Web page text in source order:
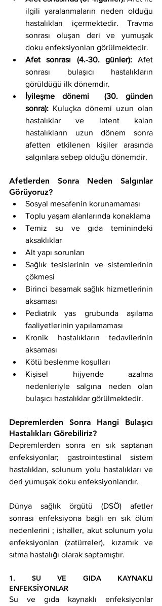
ilgili yaralanmaların neden olduğu
hastalıkları içermektedir. Travma
sonrası oluşan deri ve yumuşak
doku enfeksiyonları görülmektedir.
Afet sonrası (4.-30. günler): Afet
sonrası bulaşıcı hastalıkların
görüldüğü ilk dönemdir.
İyileşme dönemi  (30. günden
sonra): Kuluçka dönemi uzun olan
hastalıklar ve latent kalan
hastalıkların uzun dönem sonra
afetten etkilenen kişiler arasında
salgınlara sebep olduğu dönemdir.
Afetlerden Sonra Neden Salgınlar
Görüyoruz?
Sosyal mesafenin korunamaması
Toplu yaşam alanlarında konaklama
Temiz su ve gıda teminindeki
aksaklıklar
Alt yapı sorunları
Sağlık tesislerinin ve sistemlerinin
çökmesi
Birinci basamak sağlık hizmetlerinin
aksaması
Pediatrik yas grubunda aşılama
faaliyetlerinin yapılamaması
Kronik hastalıkların tedavilerinin
aksaması
Kötü beslenme koşulları
Kişisel hijyende azalma
nedenleriyle salgına neden olan
bulaşıcı hastalıklar görülmektedir.
Depremlerden Sonra Hangi Bulaşıcı
Hastalıkları Görebiliriz?
Depremlerden sonra en sık saptanan
enfeksiyonlar; gastrointestinal sistem
hastalıkları, solunum yolu hastalıkları ve
deri yumuşak doku enfeksiyonlarıdır.
Dünya sağlık örgütü (DSÖ) afetler
sonrası enfeksiyona bağlı en sık ölüm
nedenlerini ; ishaller, akut solunum yolu
enfeksiyonları (zatürreler), kızamık ve
sıtma hastalığı olarak saptamıştır.
1. SU VE GIDA KAYNAKLI
ENFEKSİYONLAR
Su ve gıda kaynaklı enfeksiyonlar